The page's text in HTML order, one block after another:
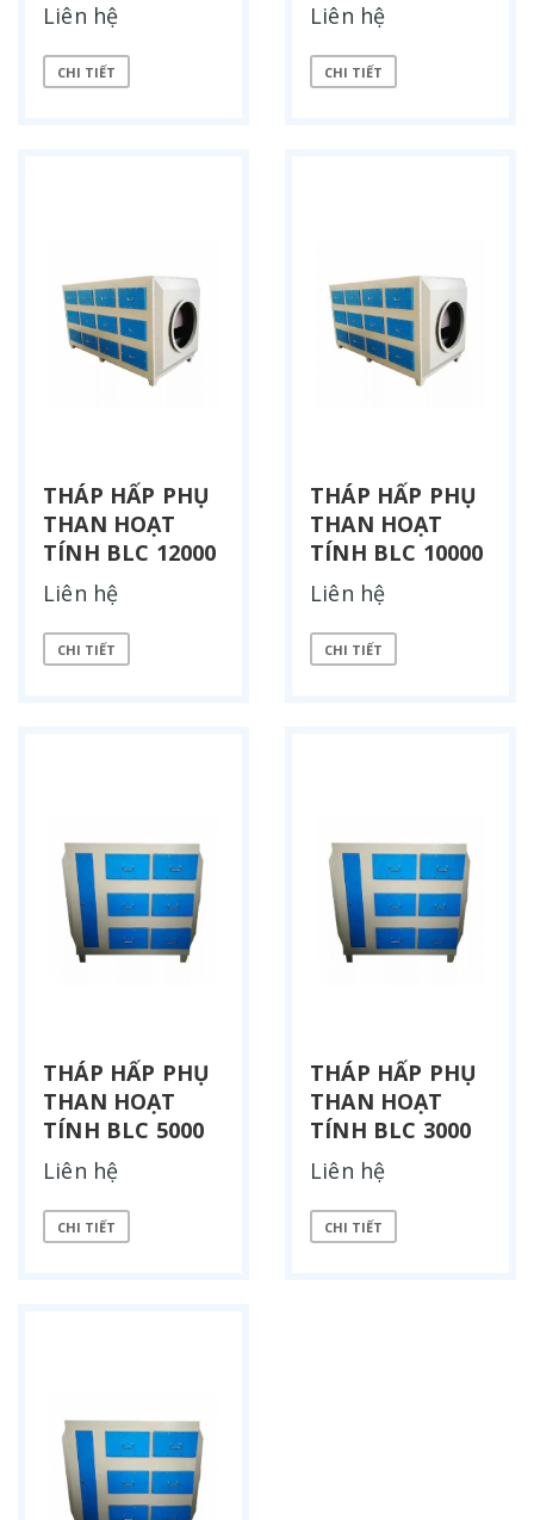
Liên hệ
CHI TIẾT
Liên hệ
CHI TIẾT
THÁP HẤP PHỤ
THAN HOẠT
TÍNH BLC 12000
Liên hệ
CHI TIẾT
THÁP HẤP PHỤ
THAN HOẠT
TÍNH BLC 10000
Liên hệ
CHI TIẾT
THÁP HẤP PHỤ
THAN HOẠT
TÍNH BLC 5000
Liên hệ
CHI TIẾT
THÁP HẤP PHỤ
THAN HOẠT
TÍNH BLC 3000
Liên hệ
CHI TIẾT